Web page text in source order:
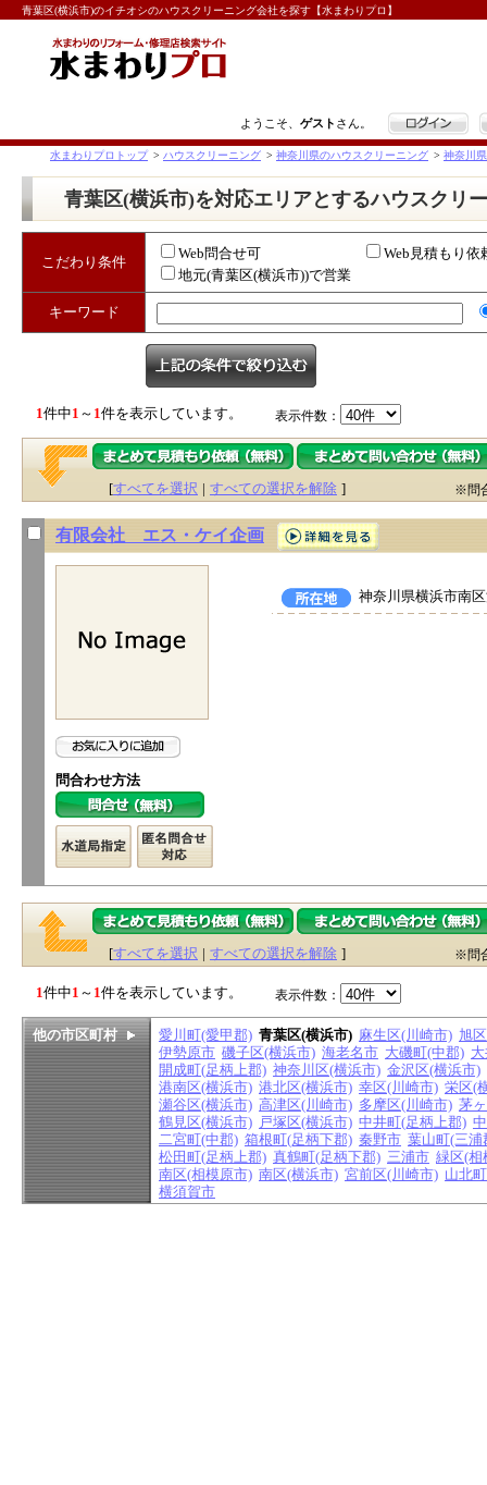
青葉区(横浜市)のイチオシのハウスクリーニング会社を探す【水まわりプロ】
ようこそ、 ゲスト さん。 ログイン
水まわりプロトップ > ハウスクリーニング > 神奈川県のハウスクリーニング > 神奈川
青葉区(横浜市)を対応エリアとするハウスクリ
こだわり条件
Web問合せ可
Web見積もり依
地元(青葉区(横浜市))で営業
キーワード
1件中1 ～ 1件を表示しています。 表示件数：
[すべてを選択 | すべての選択を解除 ] ※問
有限会社 エス・ケイ企画
問合わせ方法
神奈川県横浜市南
[すべてを選択 | すべての選択を解除 ] ※問
1件中1 ～ 1件を表示しています。 表示件数：
他の市区町村 愛川町(愛甲郡) 青葉区(横浜市) 麻生区(川崎市) 旭
伊勢原市 磯子区(横浜市) 海老名市 大磯町(中郡)
開成町(足柄上郡) 神奈川区(横浜市) 金沢区(横浜市)
港南区(横浜市) 港北区(横浜市) 幸区(川崎市) 栄区(
瀬谷区(横浜市) 高津区(川崎市) 多摩区(川崎市) 茅
鶴見区(横浜市) 戸塚区(横浜市) 中井町(足柄上郡)
二宮町(中郡) 箱根町(足柄下郡) 秦野市 葉山町(三浦
松田町(足柄上郡) 真鶴町(足柄下郡) 三浦市 緑区(相
南区(相模原市) 南区(横浜市) 宮前区(川崎市) 山北
横須賀市